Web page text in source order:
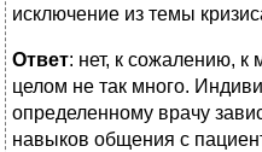
исключение из темы
Ответ: нет, к сожалению, к
целом не так много.
определенному врачу
навыков общения с